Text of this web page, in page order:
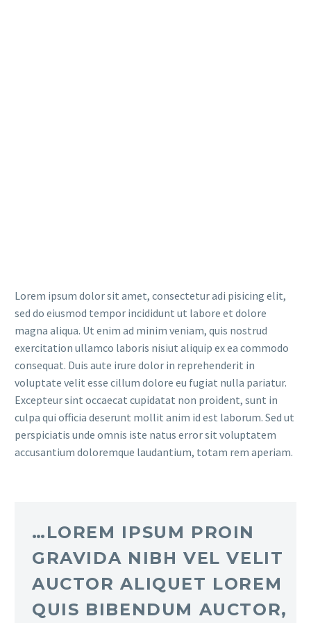
Lorem ipsum dolor sit amet, consectetur adi pisicing elit,
sed do eiusmod tempor incididunt ut labore et dolore
magna aliqua. Ut enim ad minim veniam, quis nostrud
exercitation ullamco laboris nisiut aliquip ex ea commodo
consequat. Duis aute irure dolor in reprehenderit in
voluptate velit esse cillum dolore eu fugiat nulla pariatur.
Excepteur sint occaecat cupidatat non proident, sunt in
culpa qui officia deserunt mollit anim id est laborum. Sed ut
perspiciatis unde omnis iste natus error sit voluptatem
accusantium doloremque laudantium, totam rem aperiam.
…LOREM IPSUM PROIN
GRAVIDA NIBH VEL VELIT
AUCTOR ALIQUET LOREM
QUIS BIBENDUM AUCTOR,